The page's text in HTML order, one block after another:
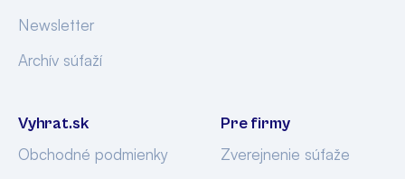
Newsletter
Archív súťaží
Vyhrat.sk
Obchodné podmienky
Pre firmy
Zverejnenie súťaže